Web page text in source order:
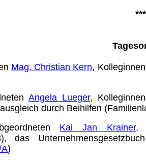
Mag. Christian Kern,
Angela Lueger,
durch Beihilfen
Kai Jan Krainer,
das
)